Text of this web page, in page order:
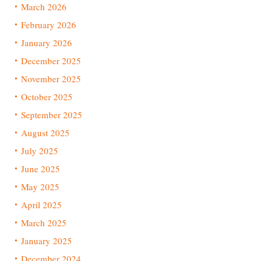
March 2026
February 2026
January 2026
December 2025
November 2025
October 2025
September 2025
August 2025
July 2025
June 2025
May 2025
April 2025
March 2025
January 2025